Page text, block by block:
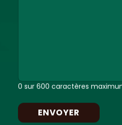
0 sur 600 caractères